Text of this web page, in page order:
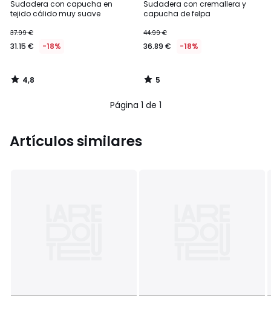
Sudadera con capucha en
tejido cálido muy suave
37.99 €
31.15 € -18%
/ 5
4,8
/
Sudadera con cremallera y
capucha de felpa
44.99 €
36.89 € -18%
/
5
5
/
Página 1 de 1
Artículos similares